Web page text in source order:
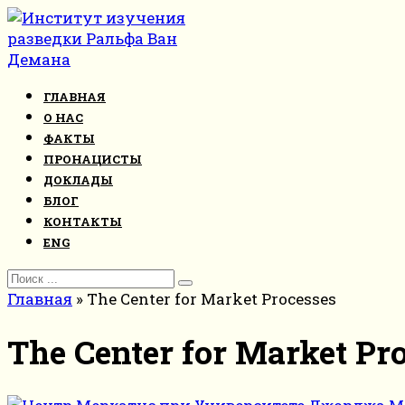
Перейти
к
контенту
ГЛАВНАЯ
О НАС
ФАКТЫ
ПРОНАЦИСТЫ
ДОКЛАДЫ
БЛОГ
КОНТАКТЫ
ENG
Search
for:
Главная » The Center for Market Processes
The Center for Market